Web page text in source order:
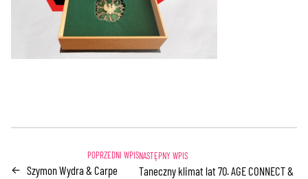
← Szymon Wydra & Carpe
Taneczny klimat lat 70. AGE CONNECT &